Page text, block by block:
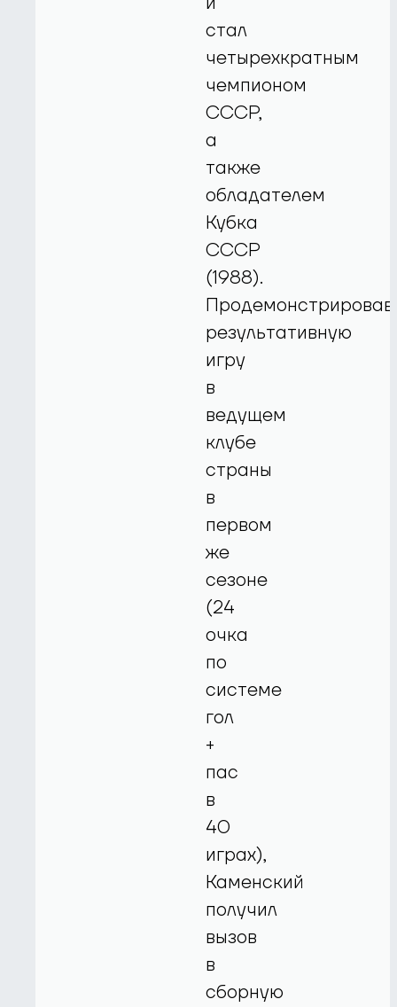
стал
четырехкратным
чемпионом
СССР,
а
также
обладателем
Кубка
СССР
(1988).
Продемонстрировав
результативную
игру
в
ведущем
клубе
страны
в
первом
же
сезоне
(24
очка
по
системе
гол
+
пас
в
40
играх),
Каменский
получил
вызов
в
сборную